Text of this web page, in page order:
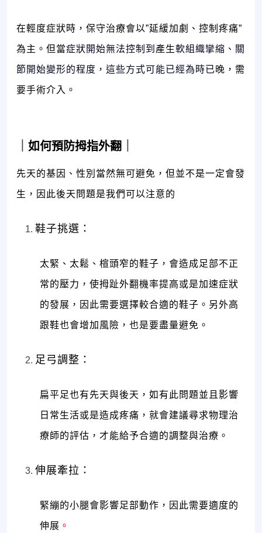
在輕度症狀時，保守治療會以”延緩加劇、控制疼痛”
為主。但當症狀開始無法控制到 產生軟組織攣縮、關
節開始變形的程度，這些方式可能已經為時已晚，需
要手術介入。
如何預防拇指外翻
先天的基因、性別當然無可避免，但並不是一定會發
生，因此後天問題是我們可以注意的
鞋子挑選：
太緊、太鬆、楦頭窄的鞋子，會造成足部不正
常的壓力，使拇趾外翻機率提高或是加速症狀
的發展，因此需要選擇較合適的鞋子。另外高
跟鞋也會增加風險，也是要盡量避免。
足弓調整：
扁平足也有先天與後天，如有此問題並且影響
日常生活或是造成疼痛，就會建議尋求物理治
療師的評估，才能給予合適的調整與治療。
伸展牽拉：
緊繃的小腿會影響足部動作，因此需要適度的
伸展 。